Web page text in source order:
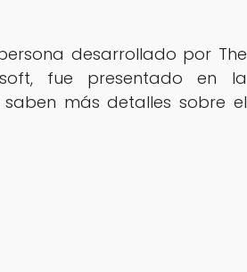
desarrollado por The
fue presentado en la
más detalles sobre el